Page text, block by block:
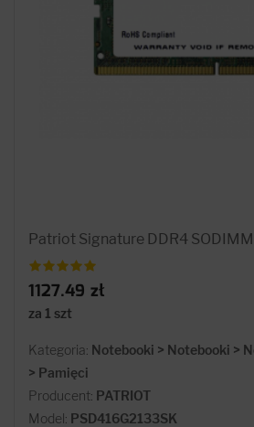
Patriot Signature DDR4
1127.49 zł
za 1 szt
Kategoria: Notebooki > Notebooki >
> Pamięci
Producent: PATRIOT
Model: PSD416G2133SK